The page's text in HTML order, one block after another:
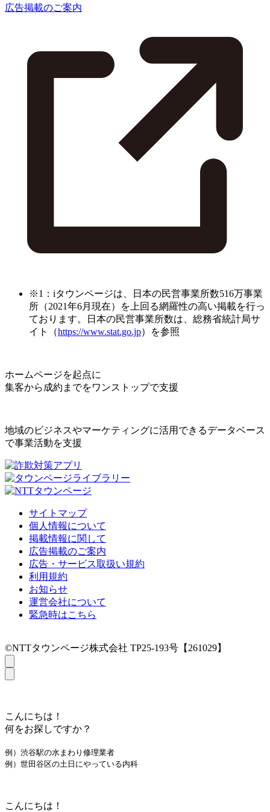
広告掲載のご案内
※1：iタウンページは、日本の民営事業所数516万事業
所（2021年6月現在）を上回る網羅性の高い掲載を行っ
ております。日本の民営事業所数は、総務省統計局サ
イト（https://www.stat.go.jp）を参照
ホームページを起点に
集客から成約までをワンストップで支援
地域のビジネスやマーケティングに活用できるデータベース
で事業活動を支援
サイトマップ
個人情報について
掲載情報に関して
広告掲載のご案内
広告・サービス取扱い規約
利用規約
お知らせ
運営会社について
緊急時はこちら
©NTTタウンページ株式会社 TP25-193号【261029】
こんにちは！
何をお探しですか？
例）渋谷駅の水まわり修理業者
例）世田谷区の土日にやっている内科
こんにちは！